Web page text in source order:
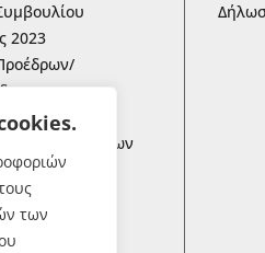
των
2023
εκπροσώπων των
ΚΑΙ
συλλογικά
Α.Π.Θ.